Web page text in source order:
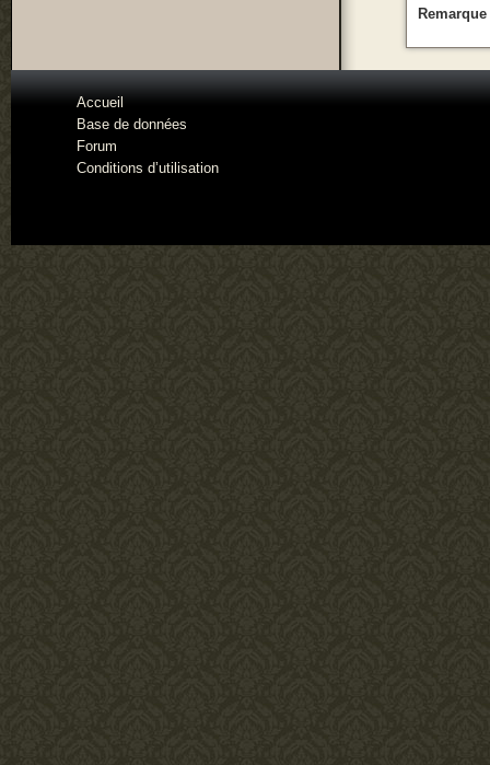
Remarque
Accueil
Base de données
Forum
Conditions d’utilisation